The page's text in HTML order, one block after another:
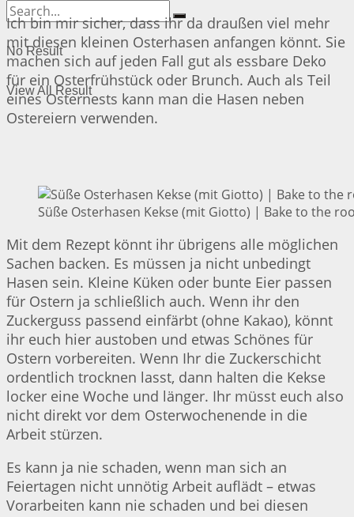
No Result
View All Result
Ich bin mir sicher, dass ihr da draußen viel mehr
mit diesen kleinen Osterhasen anfangen könnt. Sie
machen sich auf jeden Fall gut als essbare Deko
für ein Osterfrühstück oder Brunch. Auch als Teil
eines Osternests kann man die Hasen neben
Ostereiern verwenden.
Süße Osterhasen Kekse (mit Giotto) | Bake to the
Mit dem Rezept könnt ihr übrigens alle möglichen
Sachen backen. Es müssen ja nicht unbedingt
Hasen sein. Kleine Küken oder bunte Eier passen
für Ostern ja schließlich auch. Wenn ihr den
Zuckerguss passend einfärbt (ohne Kakao), könnt
ihr euch hier austoben und etwas Schönes für
Ostern vorbereiten. Wenn Ihr die Zuckerschicht
ordentlich trocknen lasst, dann halten die Kekse
locker eine Woche und länger. Ihr müsst euch also
nicht direkt vor dem Osterwochenende in die
Arbeit stürzen.
Es kann ja nie schaden, wenn man sich an
Feiertagen nicht unnötig Arbeit auflädt – etwas
Vorarbeiten kann nie schaden und bei diesen